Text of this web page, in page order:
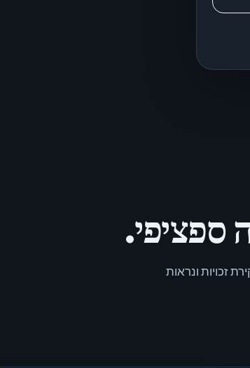
ספציפי.
זכויות ונראות